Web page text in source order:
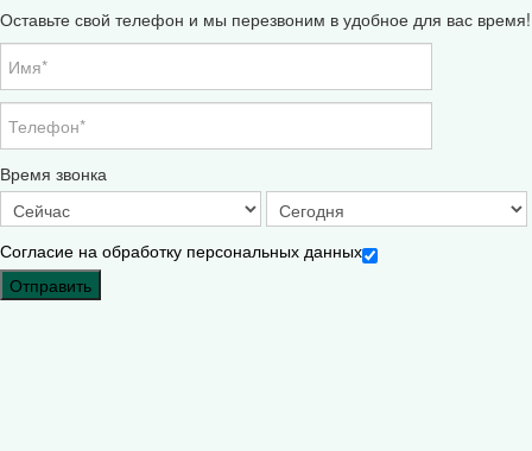
Оставьте свой телефон и мы перезвоним в удобное для вас время!
Время звонка
Согласие на обработку персональных данных
Отправить